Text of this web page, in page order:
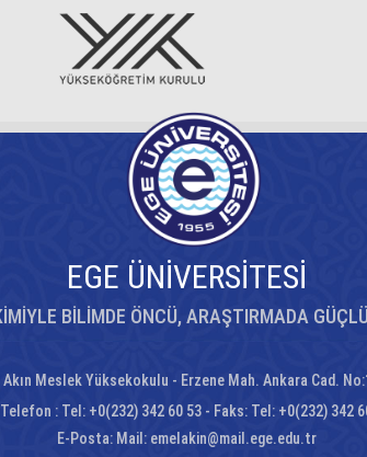
EGE ÜNİVERSİTESİ
BİLİMDE ÖNCÜ, ARAŞTIRMADA
Meslek Yüksekokulu - Erzene Mah. Ankara Cad.
Telefon : Tel: +0(232) 342 60 53 - Faks: Tel: +0(232) 342
E-Posta: Mail: emelakin@mail.ege.edu.tr